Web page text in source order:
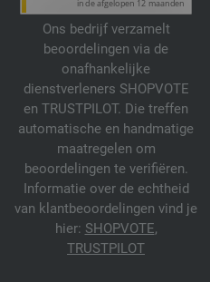
Ons bedrijf verzamelt
beoordelingen via de
onafhankelijke
dienstverleners SHOPVOTE
en TRUSTPILOT. Die treffen
automatische en handmatige
maatregelen om
beoordelingen te verifiëren.
Informatie over de echtheid
van klantbeoordelingen vind je
hier: SHOPVOTE,
TRUSTPILOT